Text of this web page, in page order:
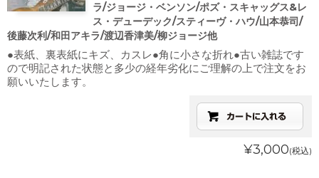
ラ/ジョージ・ベンソン/ポズ・スキャッグス&レ
ス・デューデック/スティーヴ・ハウ/山本恭司/
後藤次利/和田アキラ/渡辺香津美/柳ジョージ他
●表紙、裏表紙にキズ、カスレ●角に小さな折れ●古い雑誌です
ので明記された状態と多少の経年劣化にご理解の上で注文をお
願いいたします。
¥3,000(税込)